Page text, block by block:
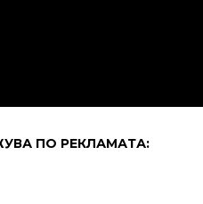
ПО РЕКЛАМАТА: